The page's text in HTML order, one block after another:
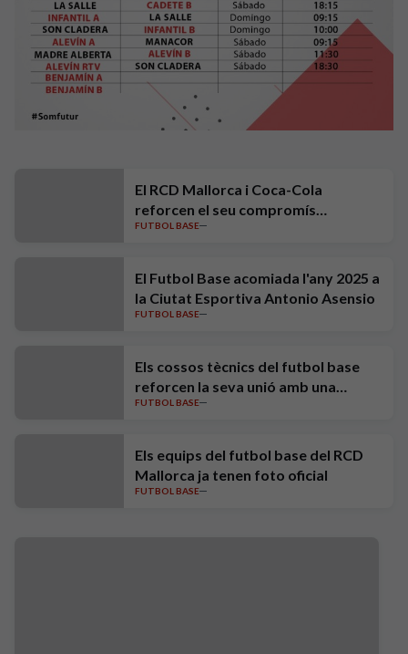
El RCD Mallorca i Coca-Cola
reforcen el seu compromís
mediambiental amb una nova acció
FUTBOL BASE
El Futbol Base acomiada l'any 2025 a
la Ciutat Esportiva Antonio Asensio
FUTBOL BASE
Els cossos tècnics del futbol base
reforcen la seva unió amb una
jornada de team building al Parc de
FUTBOL BASE
Els equips del futbol base del RCD
Mallorca ja tenen foto oficial
FUTBOL BASE